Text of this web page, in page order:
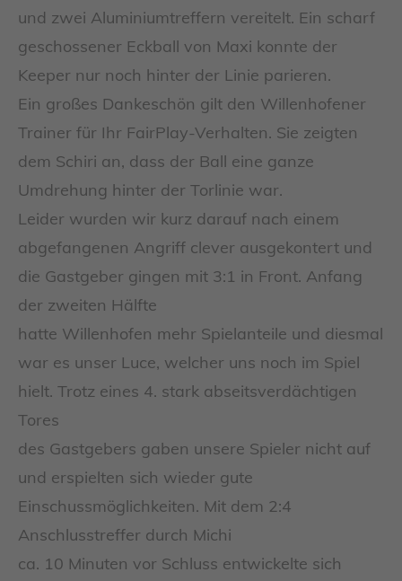
und zwei Aluminiumtreffern vereitelt. Ein scharf
geschossener Eckball von Maxi konnte der
Keeper nur noch hinter der Linie parieren.
Ein großes Dankeschön gilt den Willenhofener
Trainer für Ihr FairPlay-Verhalten. Sie zeigten
dem Schiri an, dass der Ball eine ganze
Umdrehung hinter der Torlinie war.
Leider wurden wir kurz darauf nach einem
abgefangenen Angriff clever ausgekontert und
die Gastgeber gingen mit 3:1 in Front. Anfang
der zweiten Hälfte
hatte Willenhofen mehr Spielanteile und diesmal
war es unser Luce, welcher uns noch im Spiel
hielt. Trotz eines 4. stark abseitsverdächtigen
Tores
des Gastgebers gaben unsere Spieler nicht auf
und erspielten sich wieder gute
Einschussmöglichkeiten. Mit dem 2:4
Anschlusstreffer durch Michi
ca. 10 Minuten vor Schluss entwickelte sich